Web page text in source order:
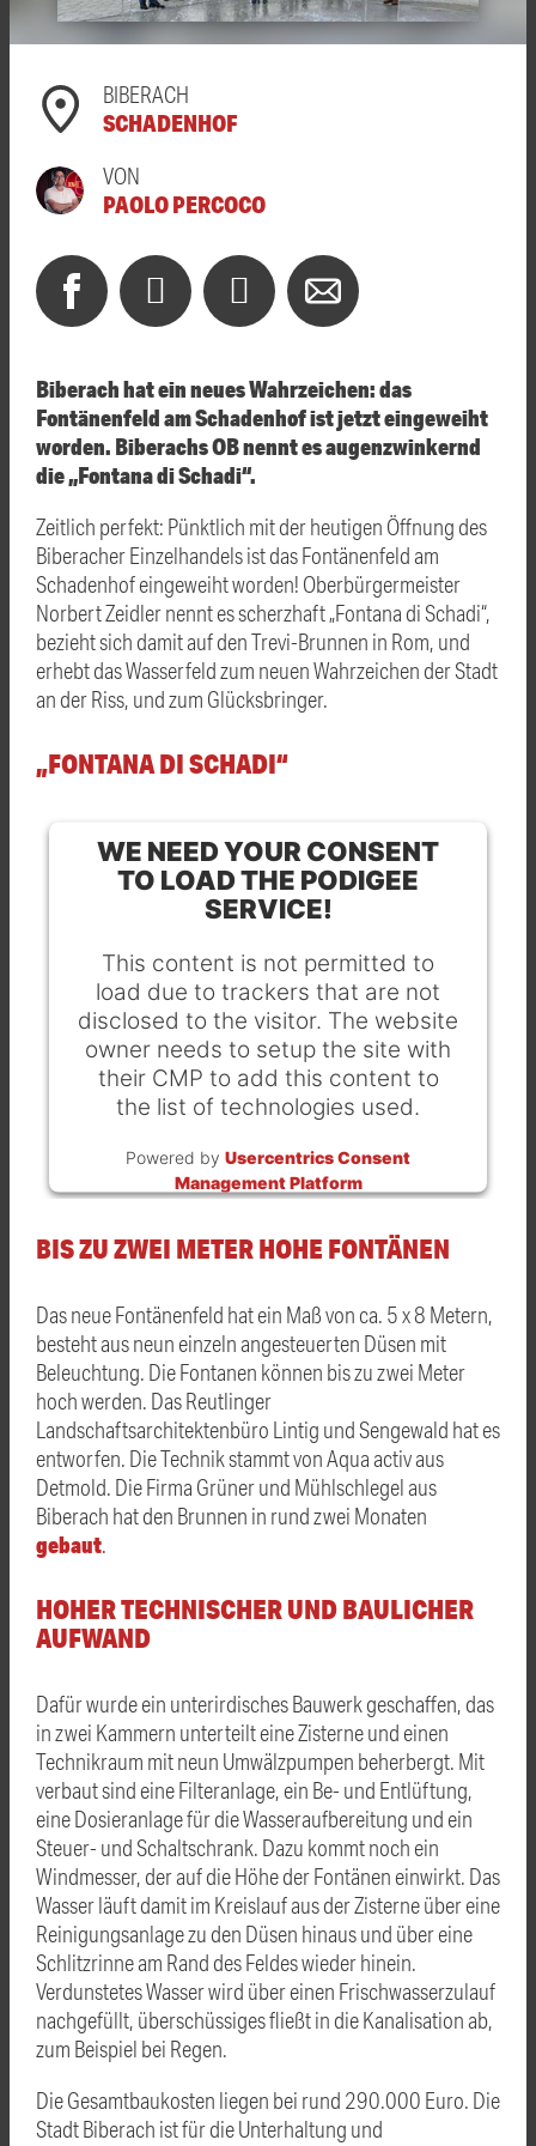
BIBERACH
SCHADENHOF
VON
PAOLO PERCOCO
Biberach hat ein neues Wahrzeichen: das
Fontänenfeld am Schadenhof ist jetzt eingeweiht
worden. Biberachs OB nennt es augenzwinkernd
die „Fontana di Schadi“.
Zeitlich perfekt: Pünktlich mit der heutigen Öffnung des
Biberacher Einzelhandels ist das Fontänenfeld am
Schadenhof eingeweiht worden! Oberbürgermeister
Norbert Zeidler nennt es scherzhaft „Fontana di Schadi“,
bezieht sich damit auf den Trevi-Brunnen in Rom, und
erhebt das Wasserfeld zum neuen Wahrzeichen der Stadt
an der Riss, und zum Glücksbringer.
„FONTANA DI SCHADI“
WE NEED YOUR CONSENT
TO LOAD THE PODIGEE
SERVICE!
This content is not permitted to
load due to trackers that are not
disclosed to the visitor. The website
owner needs to setup the site with
their CMP to add this content to
the list of technologies used.
Powered by Usercentrics Consent
Management Platform
BIS ZU ZWEI METER HOHE FONTÄNEN
Das neue Fontänenfeld hat ein Maß von ca. 5 x 8 Metern,
besteht aus neun einzeln angesteuerten Düsen mit
Beleuchtung. Die Fontanen können bis zu zwei Meter
hoch werden. Das Reutlinger
Landschaftsarchitektenbüro Lintig und Sengewald hat es
entworfen. Die Technik stammt von Aqua activ aus
Detmold. Die Firma Grüner und Mühlschlegel aus
Biberach hat den Brunnen in rund zwei Monaten
gebaut.
HOHER TECHNISCHER UND BAULICHER
AUFWAND
Dafür wurde ein unterirdisches Bauwerk geschaffen, das
in zwei Kammern unterteilt eine Zisterne und einen
Technikraum mit neun Umwälzpumpen beherbergt. Mit
verbaut sind eine Filteranlage, ein Be- und Entlüftung,
eine Dosieranlage für die Wasseraufbereitung und ein
Steuer- und Schaltschrank. Dazu kommt noch ein
Windmesser, der auf die Höhe der Fontänen einwirkt. Das
Wasser läuft damit im Kreislauf aus der Zisterne über eine
Reinigungsanlage zu den Düsen hinaus und über eine
Schlitzrinne am Rand des Feldes wieder hinein.
Verdunstetes Wasser wird über einen Frischwasserzulauf
nachgefüllt, überschüssiges fließt in die Kanalisation ab,
zum Beispiel bei Regen.
Die Gesamtbaukosten liegen bei rund 290.000 Euro. Die
Stadt Biberach ist für die Unterhaltung und